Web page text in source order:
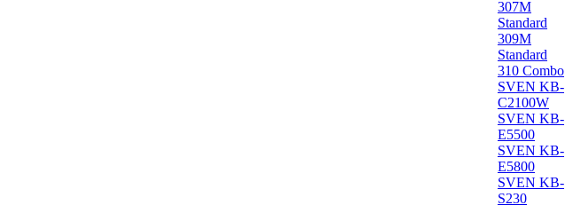
307M
Standard
309M
Standard
310 Combo
SVEN KB-
C2100W
SVEN KB-
E5500
SVEN KB-
E5800
SVEN KB-
S230